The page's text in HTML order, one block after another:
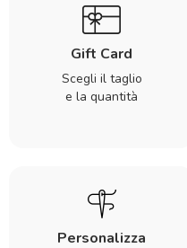
Gift Card
Scegli il taglio
e la quantità
Personalizza